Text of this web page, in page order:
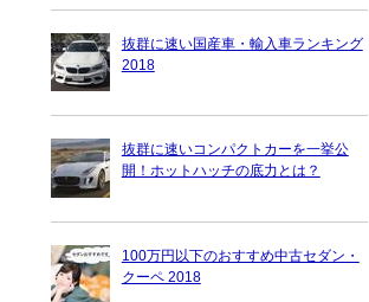
抜群に速い国産車・輸入車ランキング
2018
抜群に速いコンパクトカーを一挙公
開！ホットハッチの底力とは？
100万円以下のおすすめ中古セダン・
クーペ 2018